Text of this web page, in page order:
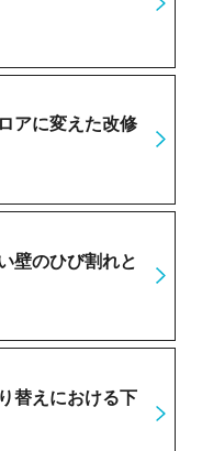
アに変えた改修
壁のひび割れと
替えにおける下